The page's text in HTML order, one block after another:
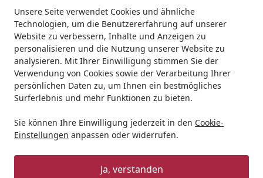
Unsere Seite verwendet Cookies und ähnliche
Technologien, um die Benutzererfahrung auf unserer
Website zu verbessern, Inhalte und Anzeigen zu
personalisieren und die Nutzung unserer Website zu
analysieren. Mit Ihrer Einwilligung stimmen Sie der
Verwendung von Cookies sowie der Verarbeitung Ihrer
persönlichen Daten zu, um Ihnen ein bestmögliches
Surferlebnis und mehr Funktionen zu bieten.
Sie können Ihre Einwilligung jederzeit in den Cookie-
Einstellungen anpassen oder widerrufen.
Ja, verstanden
Suchen
Startseite
Hund Hundenäpfe & Co LickiMat Buddy Tuff
LickiMat Buddy Tuff Napfunterlage
BALD VERGRIFFEN